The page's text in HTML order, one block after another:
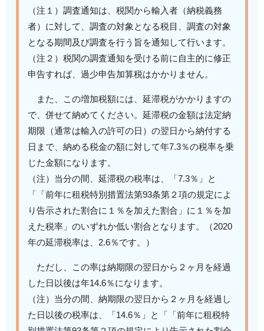
（注１）調査通知は、税関から輸入者（納税義務
者）に対して、調査の対象となる税目、調査の対象
となる期間及び調査を行う旨を通知して行います。
（注２）税関の調査通知を受ける前に自主的に修正
申告すれば、過少申告加算税はかかりません。
また、この増加税額には、延滞税がかかりますの
で、併せて納めてください。延滞税の金額は法定納
期限（通常は輸入の許可の日）の翌日から納付する
日まで、納める税金の額に対して年7.3％の税率を乗
じた金額になります。
（注）当分の間、延滞税の税率は、「7.3％」と
「「前年に租税特別措置法第93条第２項の規定によ
り告示された割合に１％を加えた割合」に１％を加
えた税率」のいずれか低い割合となります。（2020
年の延滞税率は、2.6％です。）
ただし、この率は納期限の翌日から２ヶ月を経過
した日以後は年14.6％になります。
（注）当分の間、納期限の翌日から２ヶ月を経過し
た日以後の税率は、「14.6％」と「「前年に租税特